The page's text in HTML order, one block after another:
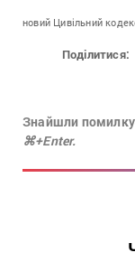
новий Цивільний
Поділитися:
Знайшли помилку?
⌘+Enter.